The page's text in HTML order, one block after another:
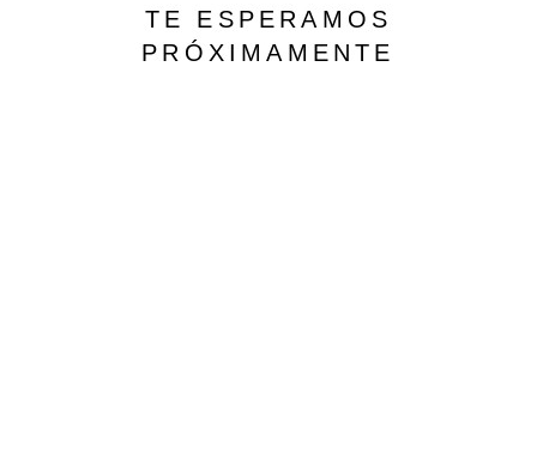
TE ESPERAMOS
PRÓXIMAMENTE